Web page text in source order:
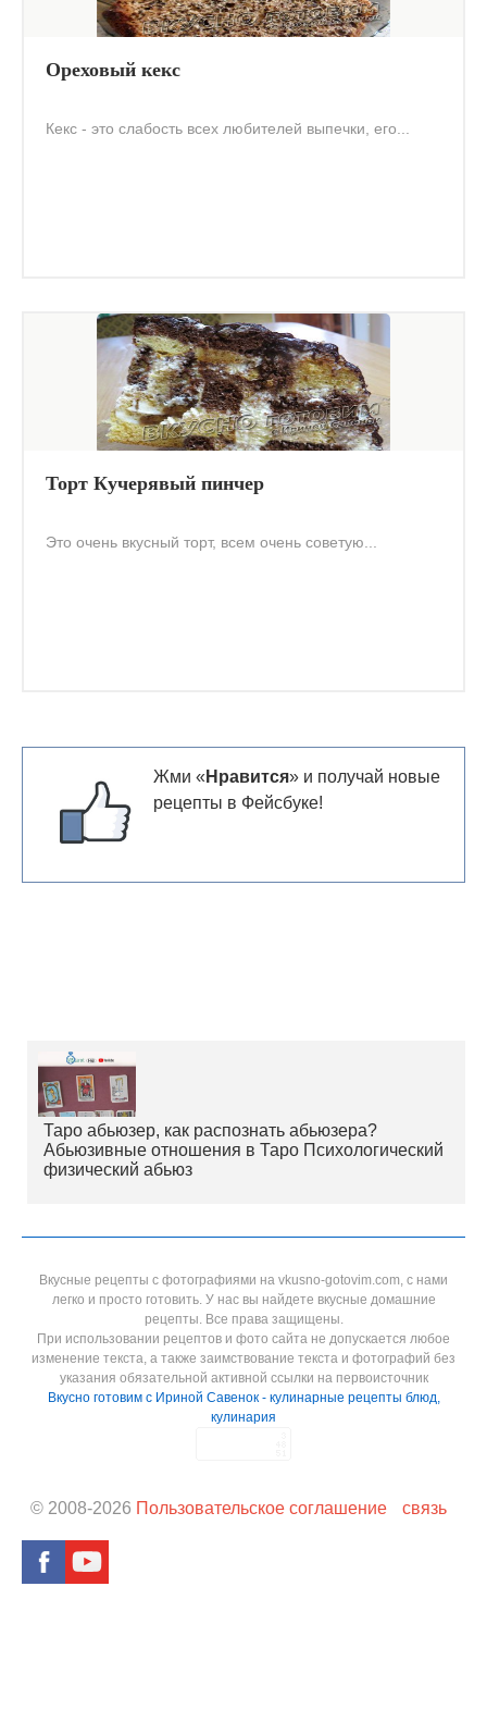
Ореховый кекс
Кекс - это слабость всех любителей выпечки, его...
Торт Кучерявый пинчер
Это очень вкусный торт, всем очень советую...
Жми « Нравится» и получай новые
рецепты в Фейсбуке!
Таро абьюзер, как распознать абьюзера?
Абьюзивные отношения в Таро Психологический
физический абьюз
Вкусные рецепты с фотографиями на vkusno-gotovim.com, с нами
легко и просто готовить. У нас вы найдете вкусные домашние
рецепты. Все права защищены.
При использовании рецептов и фото сайта не допускается любое
изменение текста, а также заимствование текста и фотографий без
указания обязательной активной ссылки на первоисточник
Вкусно готовим с Ириной Савенок - кулинарные рецепты блюд,
кулинария
© 2008-2026 Пользовательское соглашение связь